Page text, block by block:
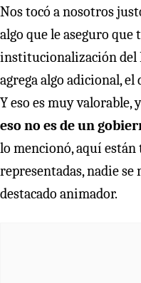
Nos tocó a nosotros
algo que le aseguro que
institucionalización del
agrega algo adicional,
Y eso es muy valorable, y
eso no es de un
lo mencionó, aquí
representadas, nadie se
destacado animador.